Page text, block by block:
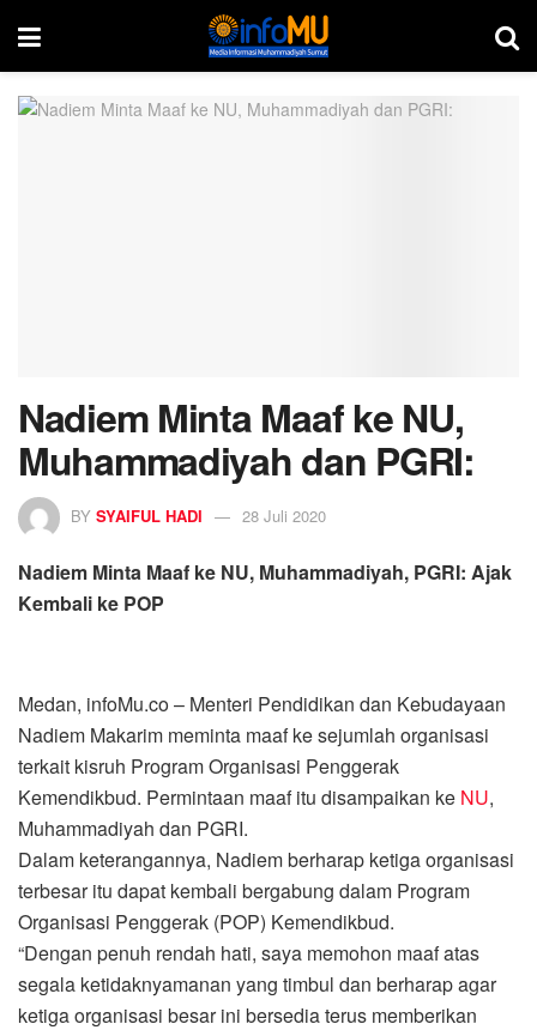
Nadiem Minta Maaf ke NU,
Muhammadiyah dan PGRI:
BY SYAIFUL HADI 28 Juli 2020
Nadiem Minta Maaf ke NU, Muhammadiyah, PGRI: Ajak
Kembali ke POP
Medan, infoMu.co – Menteri Pendidikan dan Kebudayaan
Nadiem Makarim meminta maaf ke sejumlah organisasi
terkait kisruh Program Organisasi Penggerak
Kemendikbud. Permintaan maaf itu disampaikan ke NU,
Muhammadiyah dan PGRI.
Dalam keterangannya, Nadiem berharap ketiga organisasi
terbesar itu dapat kembali bergabung dalam Program
Organisasi Penggerak (POP) Kemendikbud.
“Dengan penuh rendah hati, saya memohon maaf atas
segala ketidaknyamanan yang timbul dan berharap agar
ketiga organisasi besar ini bersedia terus memberikan